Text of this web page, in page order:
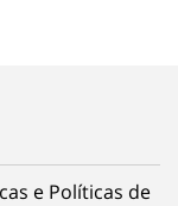
e Políticas de